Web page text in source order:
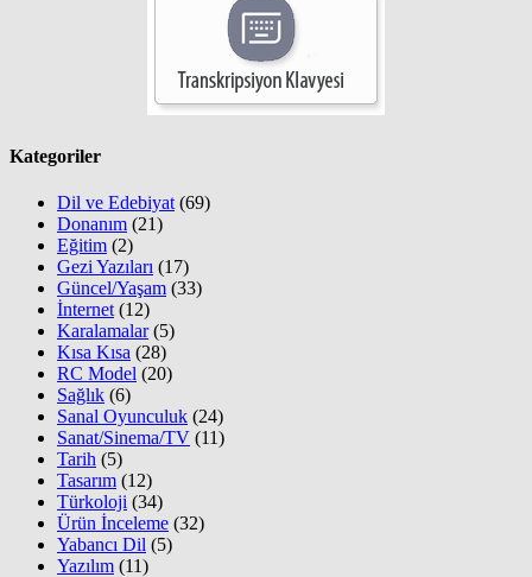
Kategoriler
Dil ve Edebiyat (69)
Donanım (21)
Eğitim (2)
Gezi Yazıları (17)
Güncel/Yaşam (33)
İnternet (12)
Karalamalar(5)
Kısa Kısa (28)
RC Model (20)
Sağlık (6)
Sanal Oyunculuk (24)
Sanat/Sinema/TV (11)
Tarih (5)
Tasarım (12)
Türkoloji (34)
Ürün İnceleme (32)
Yabancı Dil (5)
Yazılım (11)